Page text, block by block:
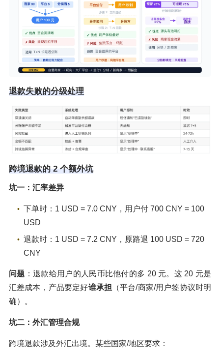
退款失败的分级处理
跨境退款的 2 个额外坑
坑一：汇率差异
下单时：1 USD = 7.0 CNY，用户付 700 CNY = 100
USD
退款时：1 USD = 7.2 CNY，原路退 100 USD = 720
CNY
问题 ：退款给用户的人民币比他付的多 20 元。这 20 元是
汇差成本，产品要定好谁承担 （平台/商家/用户签协议时明
确）。
坑二：外汇管理合规
跨境退款涉及外汇出境。某些国家/地区要求：